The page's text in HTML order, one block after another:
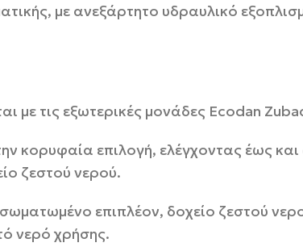
με ανεξάρτητο υδραυλικό
τις εξωτερικές μονάδες Ecodan
κορυφαία επιλογή, ελέγχοντας έως
ζεστού νερού.
επιπλέον, δοχείο ζεστού
νερό χρήσης.